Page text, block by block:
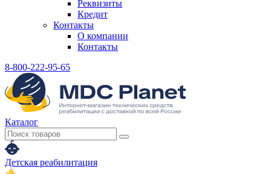
Реквизиты
Кредит
Контакты
О компании
Контакты
8-800-222-95-65
Каталог
Детская реабилитация